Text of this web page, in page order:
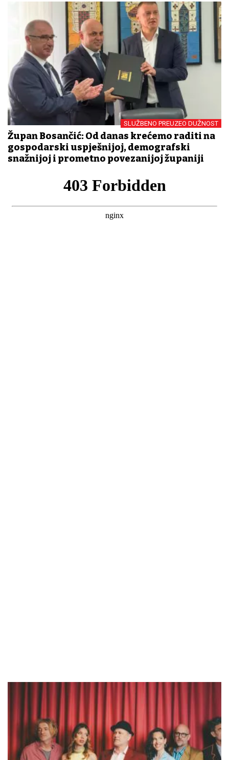
SLUŽBENO PREUZEO DUŽNOST
Župan Bosančić: Od danas krećemo raditi na
gospodarski uspješnijoj, demografski
snažnijoj i prometno povezanijoj županiji